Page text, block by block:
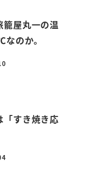
籠屋丸一の温
のか。
「すき焼き応